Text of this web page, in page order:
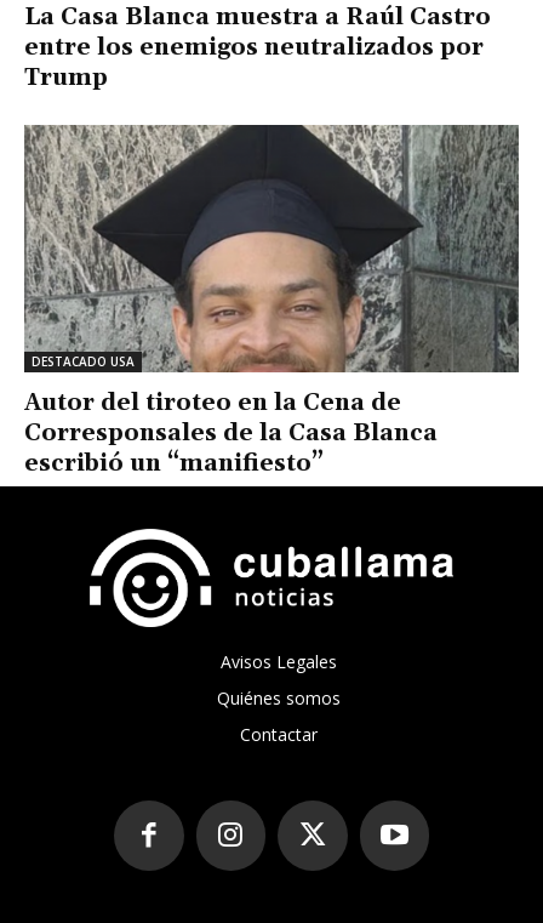
La Casa Blanca muestra a Raúl Castro
entre los enemigos neutralizados por
Trump
DESTACADO USA
Autor del tiroteo en la Cena de
Corresponsales de la Casa Blanca
escribió un “manifiesto”
Avisos Legales
Quiénes somos
Contactar